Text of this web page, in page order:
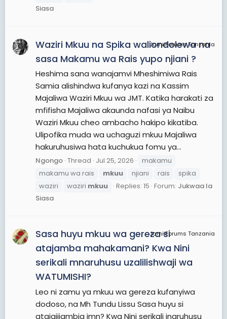
Siasa
JamiiForums Tanzania
Waziri Mkuu na Spika waliondolewa na
sasa Makamu wa Rais yupo njiani ?
Heshima sana wanajamvi Mheshimiwa Rais
Samia alishindwa kufanya kazi na Kassim
Majaliwa Waziri Mkuu wa JMT. Katika harakati za
mfifisha Majaliwa akaunda nafasi ya Naibu
Waziri Mkuu cheo ambacho hakipo kikatiba.
Ulipofika muda wa uchaguzi mkuu Majaliwa
hakuruhusiwa hata kuchukua fomu ya...
Ngongo Thread Jul 25, 2026
makamu
makamu wa rais
mkuu njiani rais
spika
waziri
waziri mkuu Replies: 15 Forum: Jukwaa la
Siasa
JamiiForums Tanzania
Sasa huyu mkuu wa gereza si
atajamba mahakamani? Kwa Nini
serikali mnaruhusu uzalilishwaji wa
WATUMISHI?
Leo ni zamu ya mkuu wa gereza kufanyiwa
dodoso, na Mh Tundu Lissu Sasa huyu si
atajajijambia jmn? Kwa Nini serikali inaruhusu